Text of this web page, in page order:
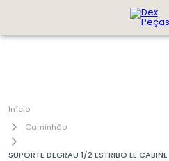
Caminhão
SUPORTE DEGRAU 1/2 ESTRIBO LE